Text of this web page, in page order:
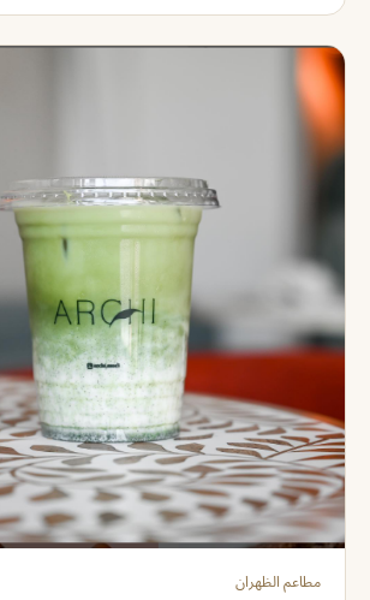
مطاعم الظهران